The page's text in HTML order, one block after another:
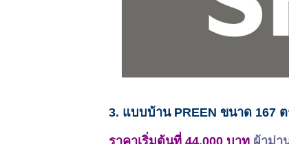
3. แบบบ้าน PREEN ขนาด 167
ราคาเริ่มต้นที่ 44,000 บาท ผ้าม่า